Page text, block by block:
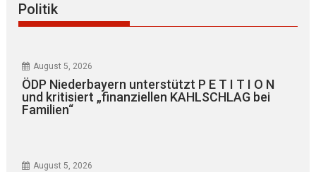
Politik
August 5, 2026
ÖDP Niederbayern unterstützt P E T I T I O N
und kritisiert „finanziellen KAHLSCHLAG bei
Familien“
August 5, 2026